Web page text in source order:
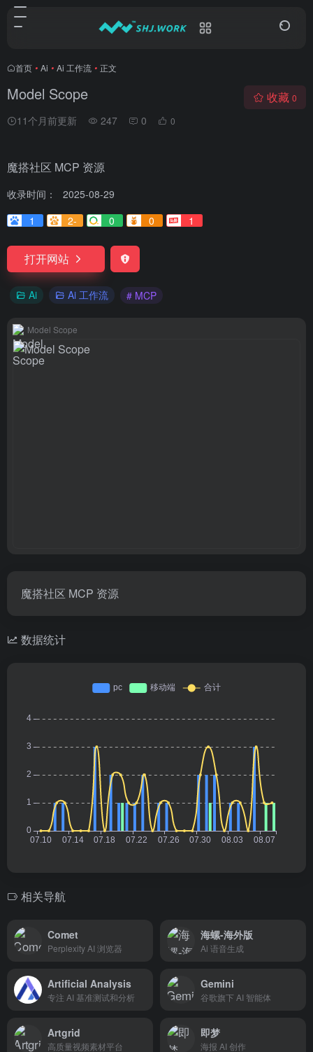
首页 • Ai • Ai 工作流 • 正文
Model Scope
11个月前更新 247 0 0
收藏 0
魔搭社区 MCP 资源
收录时间：
2025-08-29
1
2- 0 0 1
打开网站
Ai Ai 工作流 # MCP
Model Scope
魔搭社区 MCP 资源
数据统计
相关导航
Comet
Perplexity AI 浏览器
海螺-海外版
Ai 语音生成
Artificial Analysis
专注 AI 基准测试和分析
Gemini
谷歌旗下 AI 智能体
Artgrid
高质量视频素材平台
即梦
海报 AI 创作